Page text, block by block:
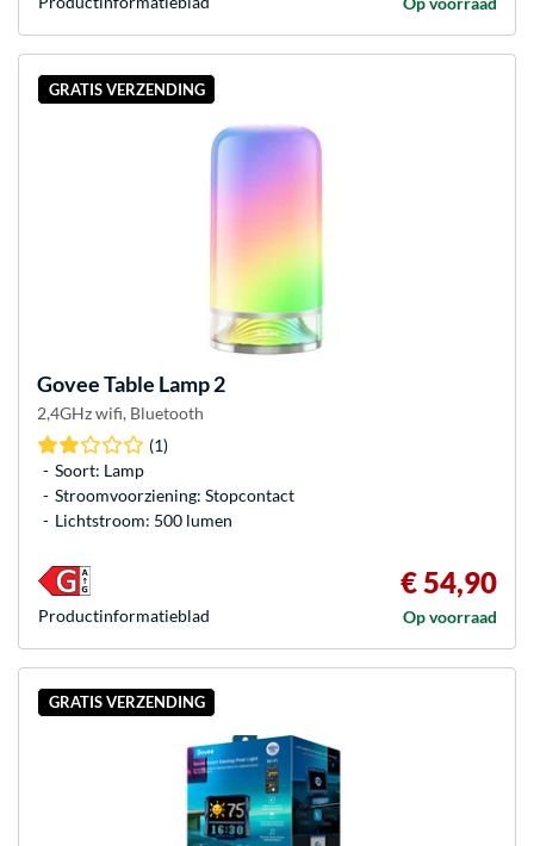
GRATIS VERZENDING
GoveeTable Lamp 2
2,4GHz wifi, Bluetooth
(1)
Soort: Lamp
Stroomvoorziening: Stopcontact
Lichtstroom: 500 lumen
€ 54,90
Op voorraad
Product­informatieblad
GRATIS VERZENDING